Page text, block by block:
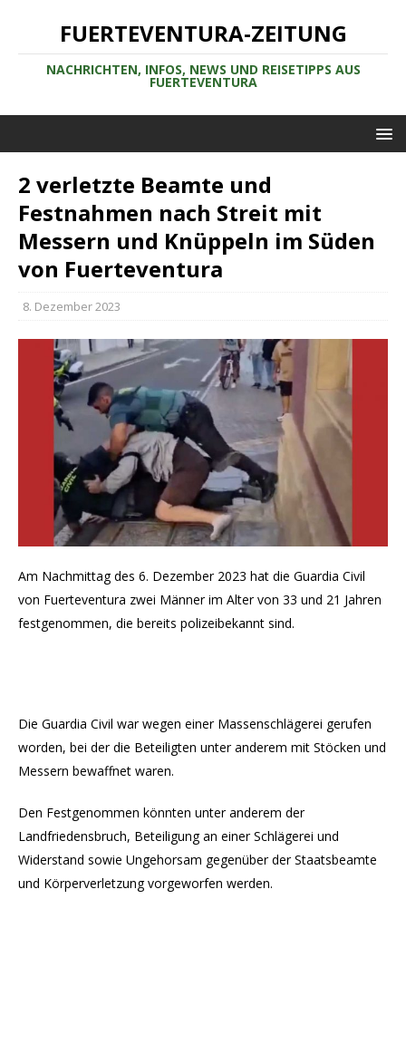
FUERTEVENTURA-ZEITUNG
NACHRICHTEN, INFOS, NEWS UND REISETIPPS AUS
FUERTEVENTURA
2 verletzte Beamte und
Festnahmen nach Streit mit
Messern und Knüppeln im Süden
von Fuerteventura
8. Dezember 2023
Am Nachmittag des 6. Dezember 2023 hat die Guardia Civil
von Fuerteventura zwei Männer im Alter von 33 und 21 Jahren
festgenommen, die bereits polizeibekannt sind.
Die Guardia Civil war wegen einer Massenschlägerei gerufen
worden, bei der die Beteiligten unter anderem mit Stöcken und
Messern bewaffnet waren.
Den Festgenommen könnten unter anderem der
Landfriedensbruch, Beteiligung an einer Schlägerei und
Widerstand sowie Ungehorsam gegenüber der Staatsbeamte
und Körperverletzung vorgeworfen werden.